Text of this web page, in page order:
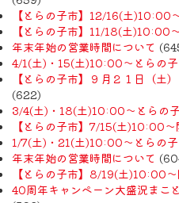
【とらの子市】12/16(土)10:00
【とらの子市】11/18(土)10:00
年末年始の営業時間について
4/1(土)・15(土)10:00～とらの子
【とらの子市】９月２１日（土
(622)
3/4(土)・18(土)10:00～とらの
【とらの子市】7/15(土)10:00～
1/7(土)・21(土)10:00～とらの子
年末年始の営業時間について
【とらの子市】8/19(土)10:00
40周年キャンペーン大盛況まこ